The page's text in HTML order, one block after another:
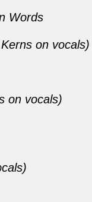
Words
on vocals)
on vocals)